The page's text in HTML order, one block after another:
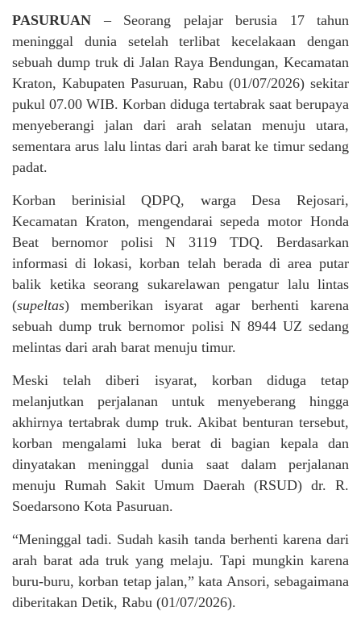
PASURUAN – Seorang pelajar berusia 17 tahun
meninggal dunia setelah terlibat kecelakaan dengan
sebuah dump truk di Jalan Raya Bendungan, Kecamatan
Kraton, Kabupaten Pasuruan, Rabu (01/07/2026) sekitar
pukul 07.00 WIB. Korban diduga tertabrak saat berupaya
menyeberangi jalan dari arah selatan menuju utara,
sementara arus lalu lintas dari arah barat ke timur sedang
padat.
Korban berinisial QDPQ, warga Desa Rejosari,
Kecamatan Kraton, mengendarai sepeda motor Honda
Beat bernomor polisi N 3119 TDQ. Berdasarkan
informasi di lokasi, korban telah berada di area putar
balik ketika seorang sukarelawan pengatur lalu lintas
(supeltas) memberikan isyarat agar berhenti karena
sebuah dump truk bernomor polisi N 8944 UZ sedang
melintas dari arah barat menuju timur.
Meski telah diberi isyarat, korban diduga tetap
melanjutkan perjalanan untuk menyeberang hingga
akhirnya tertabrak dump truk. Akibat benturan tersebut,
korban mengalami luka berat di bagian kepala dan
dinyatakan meninggal dunia saat dalam perjalanan
menuju Rumah Sakit Umum Daerah (RSUD) dr. R.
Soedarsono Kota Pasuruan.
“Meninggal tadi. Sudah kasih tanda berhenti karena dari
arah barat ada truk yang melaju. Tapi mungkin karena
buru-buru, korban tetap jalan,” kata Ansori, sebagaimana
diberitakan Detik, Rabu (01/07/2026).